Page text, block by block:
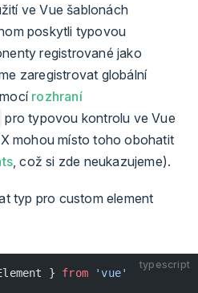
ve Vue šablonách
poskytli typovou
registrované jako
zaregistrovat globální
rozhraní
pro typovou kontrolu ve Vue
mohou místo toho obohatit
, což si zde neukazujeme).
typ pro custom element
typescript
} from 'vue'